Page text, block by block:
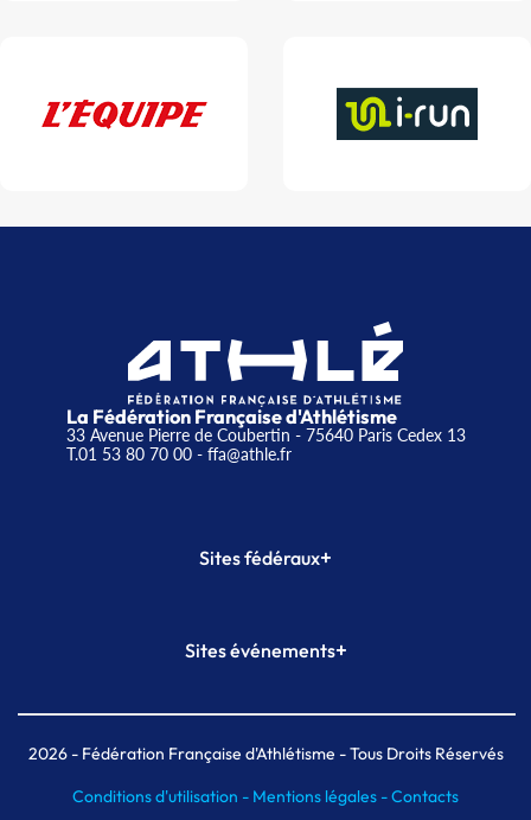
La Fédération Française d'Athlétisme
33 Avenue Pierre de Coubertin - 75640 Paris Cedex 13
T.01 53 80 70 00- ffa@athle.fr
Sites fédéraux+
Plateforme Formation
Sites événements+
Meeting de Paris indoor
MAIF Ekiden de Paris
2026- Fédération Française d'Athlétisme - Tous Droits Réservés
Conditions d'utilisation - Mentions légales -Contacts